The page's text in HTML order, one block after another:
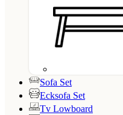
Sofa Set
Ecksofa Set
Tv Lowboard